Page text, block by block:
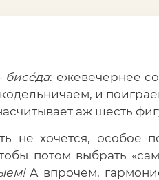
бисéда: ежевечернее
и
аж шесть
не хочется, особое
потом выбрать
А впрочем,